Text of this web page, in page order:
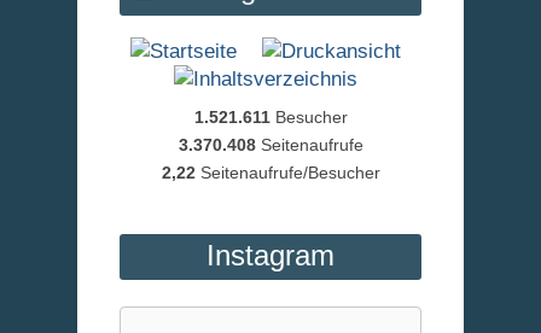
1.521.611 Besucher
3.370.408 Seitenaufrufe
2,22 Seitenaufrufe/Besucher
Instagram